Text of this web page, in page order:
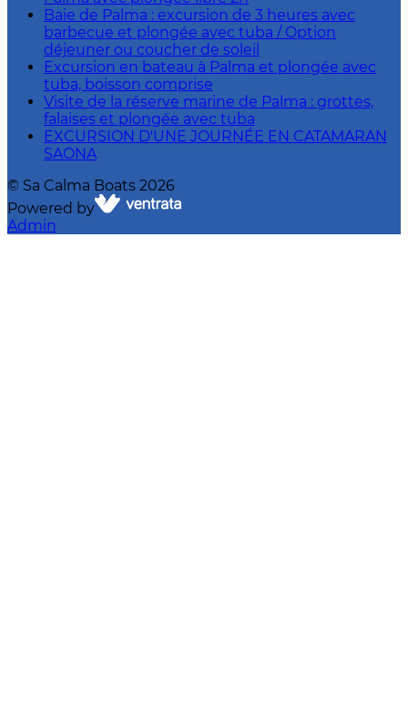
Baie de Palma : excursion de 3 heures avec
barbecue et plongée avec tuba / Option
déjeuner ou coucher de soleil
Excursion en bateau à Palma et plongée avec
tuba, boisson comprise
Visite de la réserve marine de Palma : grottes,
falaises et plongée avec tuba
EXCURSION D'UNE JOURNÉE EN CATAMARAN
SAONA
© Sa Calma Boats 2026
Powered by
Admin